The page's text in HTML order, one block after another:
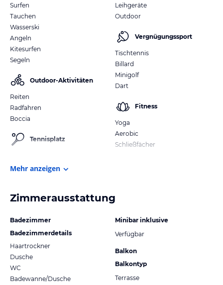
Surfen
Tauchen
Wasserski
Angeln
Kitesurfen
Segeln
Outdoor-Aktivitäten
Reiten
Radfahren
Boccia
Tennisplatz
Leihgeräte
Outdoor
Vergnügungssport
Tischtennis
Billard
Minigolf
Dart
Fitness
Yoga
Aerobic
Schließfächer
Mehr anzeigen
Zimmerausstattung
Badezimmer
Badezimmerdetails
Haartrockner
Dusche
WC
Badewanne/Dusche
Minibar inklusive
Verfügbar
Balkon
Balkontyp
Terrasse